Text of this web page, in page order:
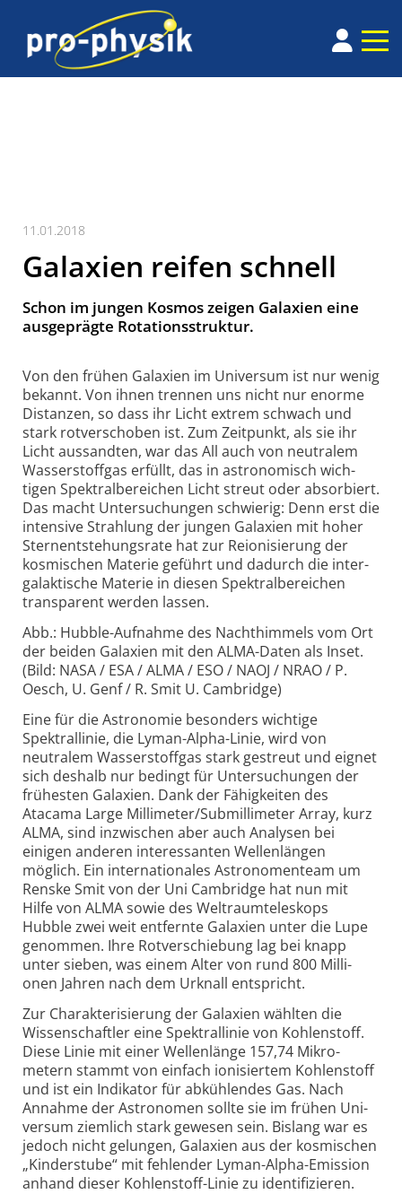
11.01.2018
Galaxien reifen schnell
Schon im jungen Kosmos zeigen Galaxien eine
aus­ge­prägte Rota­tions­struktur.
Von den frühen Galaxien im Universum ist nur wenig
bekannt. Von ihnen trennen uns nicht nur enorme
Distanzen, so dass ihr Licht extrem schwach und
stark rot­ver­schoben ist. Zum Zeit­punkt, als sie ihr
Licht aus­sandten, war das All auch von neutralem
Wasser­stoff­gas erfüllt, das in astro­no­misch wich­
tigen Spektral­berei­chen Licht streut oder absor­biert.
Das macht Unter­suchungen schwierig: Denn erst die
inten­sive Strahlung der jungen Galaxien mit hoher
Stern­ent­stehungs­rate hat zur Reioni­sie­rung der
kosmischen Materie geführt und dadurch die inter­
galak­tische Materie in diesen Spektral­bereichen
trans­pa­rent werden lassen.
Abb.: Hubble-Aufnahme des Nachthimmels vom Ort
der beiden Galaxien mit den ALMA-Daten als Inset.
(Bild: NASA / ESA / ALMA / ESO / NAOJ / NRAO / P.
Oesch, U. Genf / R. Smit U. Cambridge)
Eine für die Astronomie besonders wichtige
Spektral­linie, die Lyman-Alpha-Linie, wird von
neutralem Wasser­stoff­gas stark gestreut und eignet
sich deshalb nur bedingt für Unter­suchungen der
frühesten Galaxien. Dank der Fähig­keiten des
Atacama Large Milli­meter/Submilli­meter Array, kurz
ALMA, sind inzwischen aber auch Analysen bei
einigen anderen interes­santen Wellen­längen
möglich. Ein inter­natio­nales Astro­nomen­team um
Renske Smit von der Uni Cambridge hat nun mit
Hilfe von ALMA sowie des Welt­raum­tele­skops
Hubble zwei weit ent­fernte Galaxien unter die Lupe
genommen. Ihre Rot­ver­schie­bung lag bei knapp
unter sieben, was einem Alter von rund 800 Milli­
onen Jahren nach dem Urknall ent­spricht.
Zur Charakterisierung der Galaxien wählten die
Wissen­schaftler eine Spektral­linie von Kohlen­stoff.
Diese Linie mit einer Wellen­länge 157,74 Mikro­
metern stammt von ein­fach ioni­siertem Kohlen­stoff
und ist ein Indi­kator für abküh­lendes Gas. Nach
Annahme der Astro­nomen sollte sie im frühen Uni­
versum ziem­lich stark gewesen sein. Bislang war es
jedoch nicht gelungen, Galaxien aus der kosmischen
„Kinder­stube“ mit fehlender Lyman-Alpha-Emission
anhand dieser Kohlen­stoff-Linie zu identi­fi­zieren.